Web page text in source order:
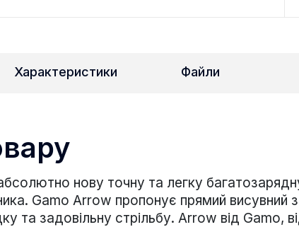
Характеристики Файли
нову точну та легку
Gamo Arrow пропонує прямий
та задовільну стрільбу. Arrow від Gamo,